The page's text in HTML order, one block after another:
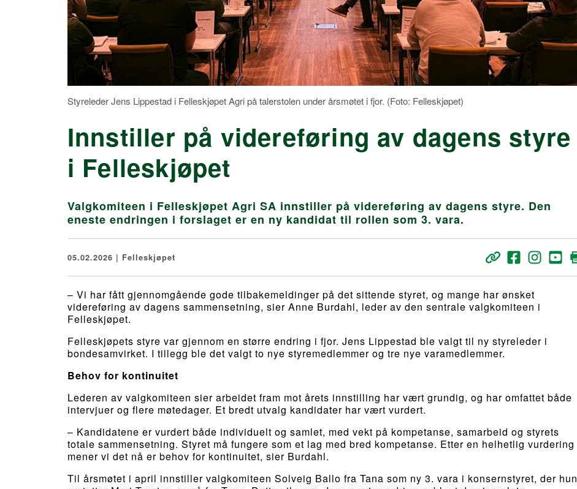
Styreleder Jens Lippestad i Felleskjøpet Agri på talerstolen under årsmøtet i fjor. (Foto: Felleskjøpet)
Innstiller på videreføring av dagens styre
i Felleskjøpet
Valgkomiteen i Felleskjøpet Agri SA innstiller på videreføring av dagens styre. Den
eneste endringen i forslaget er en ny kandidat til rollen som 3. vara.
05.02.2026 | Felleskjøpet
– Vi har fått gjennomgående gode tilbakemeldinger på det sittende styret, og mange har ønsket
videreføring av dagens sammensetning, sier Anne Burdahl, leder av den sentrale valgkomiteen i
Felleskjøpet.
Felleskjøpets styre var gjennom en større endring i fjor. Jens Lippestad ble valgt til ny styreleder i
bondesamvirket. I tillegg ble det valgt to nye styremedlemmer og tre nye varamedlemmer.
Behov for kontinuitet
Lederen av valgkomiteen sier arbeidet fram mot årets innstilling har vært grundig, og har omfattet både
intervjuer og flere møtedager. Et bredt utvalg kandidater har vært vurdert.
– Kandidatene er vurdert både individuelt og samlet, med vekt på kompetanse, samarbeid og styrets
totale sammensetning. Styret må fungere som et lag med bred kompetanse. Etter en helhetlig vurdering
mener vi det nå er behov for kontinuitet, sier Burdahl.
Til årsmøtet i april innstiller valgkomiteen Solveig Ballo fra Tana som ny 3. vara i konsernstyret, der hun